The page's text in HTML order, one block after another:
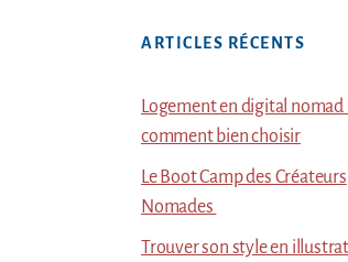
ARTICLES RÉCENTS
Logement en digital nomad
comment bien choisir
Le Boot Camp des Créateurs
Nomades
Trouver son style en